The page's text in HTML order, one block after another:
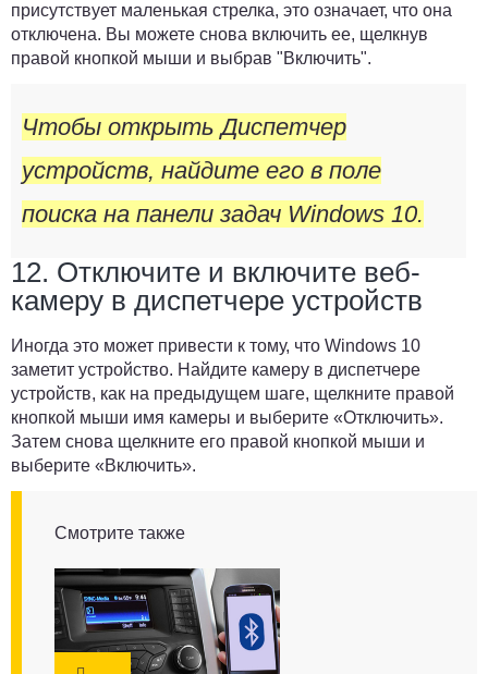
присутствует маленькая стрелка, это означает, что она
отключена. Вы можете снова включить ее, щелкнув
правой кнопкой мыши и выбрав "Включить".
Чтобы открыть Диспетчер
устройств, найдите его в поле
поиска на панели задач Windows 10.
12. Отключите и включите веб-
камеру в диспетчере устройств
Иногда это может привести к тому, что Windows 10
заметит устройство. Найдите камеру в диспетчере
устройств, как на предыдущем шаге, щелкните правой
кнопкой мыши имя камеры и выберите «Отключить».
Затем снова щелкните его правой кнопкой мыши и
выберите «Включить».
Смотрите также